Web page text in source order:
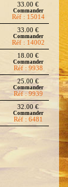
33.00 €
Commander
Réf : 15014
33.00 €
Commander
Réf : 14002
18.00 €
Commander
Réf : 9938
25.00 €
Commander
Réf : 9939
32.00 €
Commander
Réf : 6481